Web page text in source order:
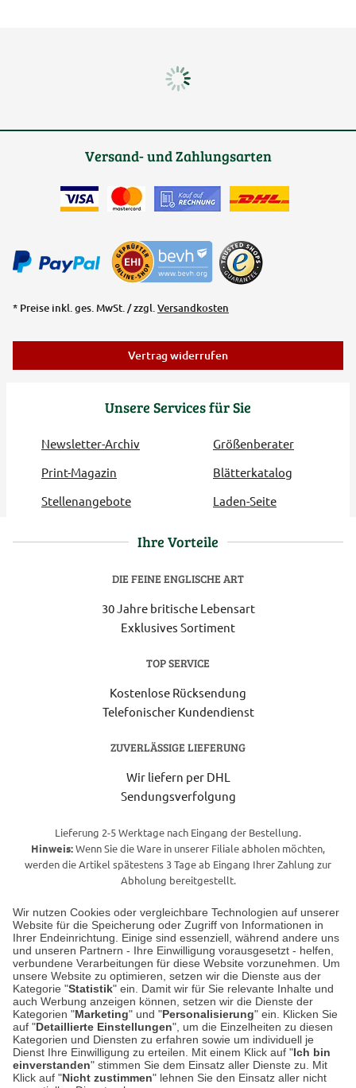
Wir nutzen Cookies oder vergleichbare Technologien auf unserer
Website für die Speicherung oder Zugriff von Informationen in
Ihrer Endeinrichtung. Einige sind essenziell, während andere uns
und unseren Partnern - Ihre Einwilligung vorausgesetzt - helfen,
verbundene Verarbeitungen für diese Website vorzunehmen. Um
unsere Website zu optimieren, setzen wir die Dienste aus der
Kategorie "Statistik" ein. Damit wir für Sie relevante Inhalte und
auch Werbung anzeigen können, setzen wir die Dienste der
Kategorien "Marketing" und "Personalisierung" ein. Klicken Sie
auf "Detaillierte Einstellungen", um die Einzelheiten zu diesen
Kategorien und Diensten zu erfahren sowie um individuell je
Dienst Ihre Einwilligung zu erteilen. Mit einem Klick auf "Ich bin
einverstanden" stimmen Sie dem Einsatz aller Dienste zu. Mit
Klick auf "Nicht zustimmen" lehnen Sie den Einsatz aller nicht
Unsere Services für Sie
Newsletter-Archiv
Größenberater
Print-Magazin
Blätterkatalog
Stellenangebote
Laden-Seite
Versand- und Zahlungsarten
* Preise inkl. ges. MwSt. / zzgl.Versandkosten
Vertrag widerrufen
Ihre Vorteile
DIE FEINE ENGLISCHE ART
30 Jahre britische Lebensart
Exklusives Sortiment
TOP SERVICE
Kostenlose Rücksendung
Telefonischer Kundendienst
ZUVERLÄSSIGE LIEFERUNG
Wir liefern per DHL
Sendungsverfolgung
Lieferung 2-5 Werktage nach Eingang der Bestellung.
Hinweis:Wenn Sie die Ware in unserer Filiale abholen möchten,
werden die Artikel spätestens 3 Tage ab Eingang Ihrer Zahlung zur
Abholung bereitgestellt.
Unser Geschäft in Meckenheim
Auf dem Steinbüchel 6
53340 Meckenheim
Montag bis Samstag 9:00 Uhr bis 18:00 Uhr
weitere Information